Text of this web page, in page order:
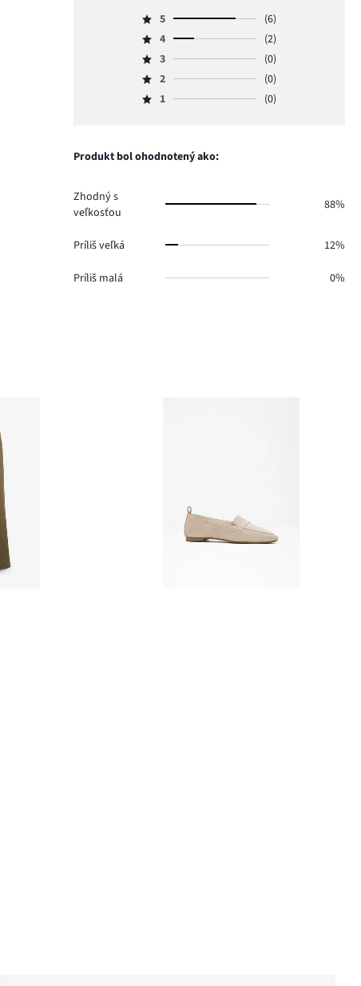
Hodnotenie
5,
počet
hlasov
5
(6)
Hodnotenie
4,
počet
hlasov
4
(2)
Hodnotenie
3,
počet
3
(0)
Hodnotenie
2,
0.
2
(0)
Hodnotenie
hlasov
1 (0)
Produkt bol ohodnotený ako:
Zhodný s
veľkosťou
88%
Príliš veľká 12%
Príliš malá 0%